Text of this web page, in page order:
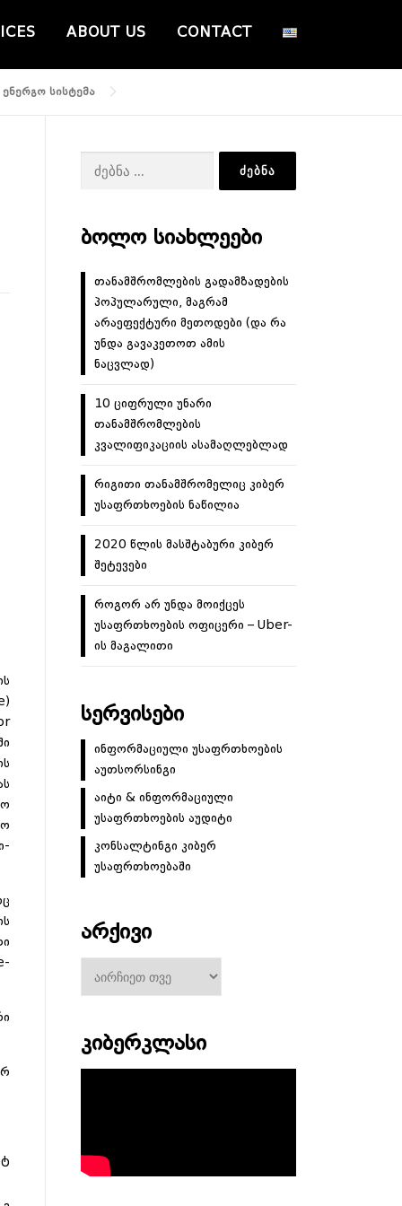
ABOUT US CONTACT
სისტემა
ძებნა:
ᲑᲝᲚᲝ ᲡᲘᲐᲮᲚᲔᲔᲑᲘ
თანამშრომლების გადამზადების
პოპულარული, მაგრამ
არაეფექტური მეთოდები (და რა
უნდა გავაკეთოთ ამის
ნაცვლად)
10 ციფრული უნარი
თანამშრომლების
კვალიფიკაციის ასამაღლებლად
რიგითი თანამშრომელიც კიბერ
უსაფრთხოების ნაწილია
2020 წლის მასშტაბური კიბერ
შეტევები
როგორ არ უნდა მოიქცეს
უსაფრთხოების ოფიცერი – Uber-
ის მაგალითი
ᲡᲔᲠᲕᲘᲡᲔᲑᲘ
ინფორმაციული უსაფრთხოების
აუთსორსინგი
აიტი & ინფორმაციული
უსაფრთხოების აუდიტი
კონსალტინგი კიბერ
უსაფრთხოებაში
ᲐᲠᲥᲘᲕᲘ
არქივი
ᲙᲘᲑᲔᲠᲙᲚᲐᲡᲘ